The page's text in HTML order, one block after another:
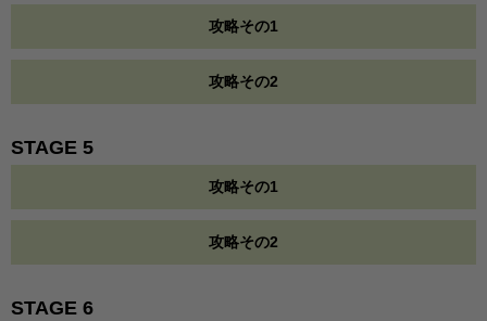
攻略その1
攻略その2
STAGE 5
攻略その1
攻略その2
STAGE 6